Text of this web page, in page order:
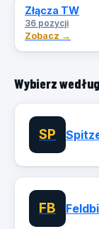
Złącza TW
36 pozycji
Zobacz →
Wybierz
SP
FB